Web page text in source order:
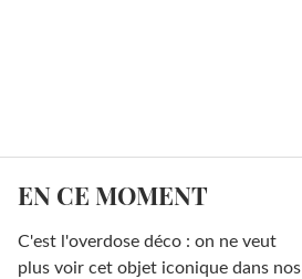
EN CE MOMENT
C'est l'overdose déco : on ne veut
plus voir cet objet iconique dans nos